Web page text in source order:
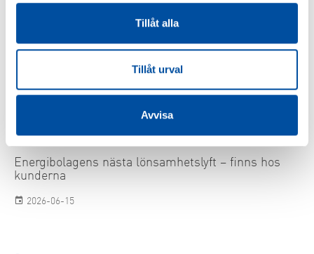
Tillåt alla
Tillåt urval
Avvisa
FVB-NYTT NR 58
Energibolagens nästa lönsamhetslyft – finns hos
kunderna
2026-06-15